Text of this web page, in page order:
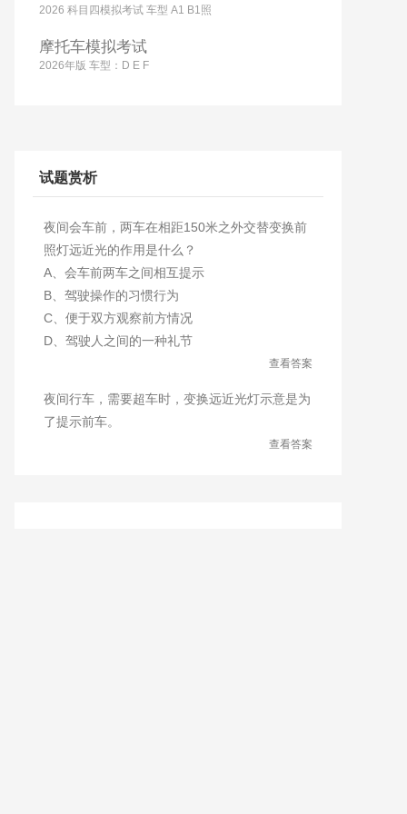
2026 科目四模拟考试 车型 A1 B1照
摩托车模拟考试
2026年版 车型：D E F
试题赏析
夜间会车前，两车在相距150米之外交替变换前
照灯远近光的作用是什么？
A、会车前两车之间相互提示
B、驾驶操作的习惯行为
C、便于双方观察前方情况
D、驾驶人之间的一种礼节
查看答案
夜间行车，需要超车时，变换远近光灯示意是为
了提示前车。
查看答案